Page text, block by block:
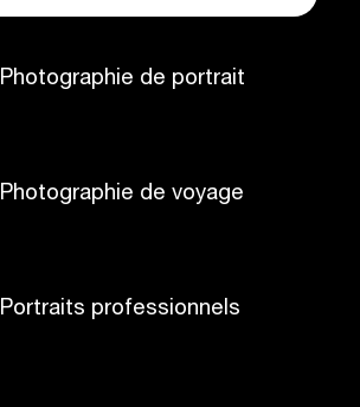
Photographie de portrait
Photographie de voyage
Portraits professionnels